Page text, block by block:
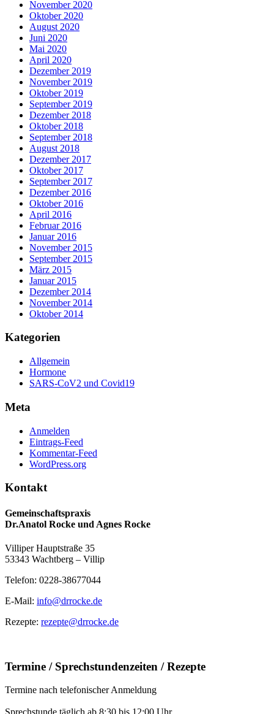
November 2020
Oktober 2020
August 2020
Juni 2020
Mai 2020
April 2020
Dezember 2019
November 2019
Oktober 2019
September 2019
Dezember 2018
Oktober 2018
September 2018
August 2018
Dezember 2017
Oktober 2017
September 2017
Dezember 2016
Oktober 2016
April 2016
Februar 2016
Januar 2016
November 2015
September 2015
März 2015
Januar 2015
Dezember 2014
November 2014
Oktober 2014
Kategorien
Allgemein
Hormone
SARS-CoV2 und Covid19
Meta
Anmelden
Eintrags-Feed
Kommentar-Feed
WordPress.org
Kontakt
Gemeinschaftspraxis
Dr.Anatol Rocke und Agnes Rocke
Villiper Hauptstraße 35
53343 Wachtberg – Villip
Telefon: 0228-38677044
E-Mail: info@drrocke.de
Rezepte: rezepte@drrocke.de
Termine / Sprechstundenzeiten / Rezepte
Termine nach telefonischer Anmeldung